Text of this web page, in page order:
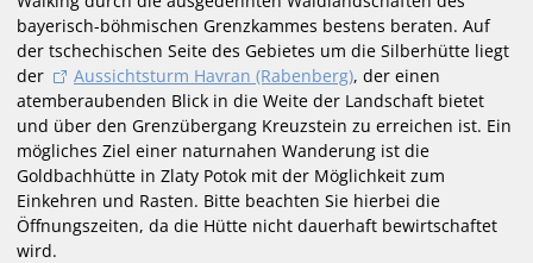
Ausflugsziele
Förderverein
SLZ-Sponsoren
Funktionsgebäude
Unterkünfte
Gastronomie
Goldbachhütte
bayerisch-böhmischen Grenzkammes bestens beraten. Auf
der tschechischen Seite des Gebietes um die Silberhütte liegt
der
Aussichtsturm Havran (Rabenberg), der einen
atemberaubenden Blick in die Weite der Landschaft bietet
und über den Grenzübergang Kreuzstein zu erreichen ist. Ein
mögliches Ziel einer naturnahen Wanderung ist die
Goldbachhütte in Zlaty Potok mit der Möglichkeit zum
Einkehren und Rasten. Bitte beachten Sie hierbei die
Öffnungszeiten, da die Hütte nicht dauerhaft bewirtschaftet
wird.